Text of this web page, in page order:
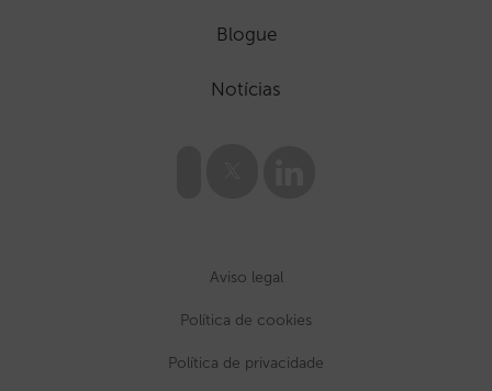
Blogue
Notícias
Aviso legal
Política de cookies
Política de privacidade